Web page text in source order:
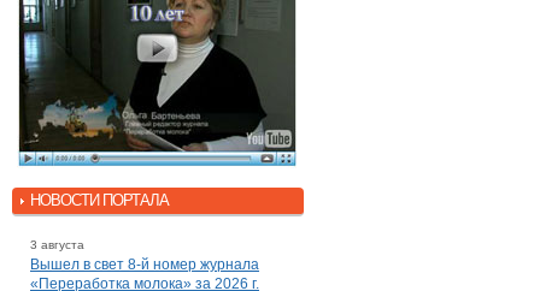
НОВОСТИ ПОРТАЛА
3 августа
Вышел в свет 8-й номер журнала
«Переработка молока» за 2026 г.